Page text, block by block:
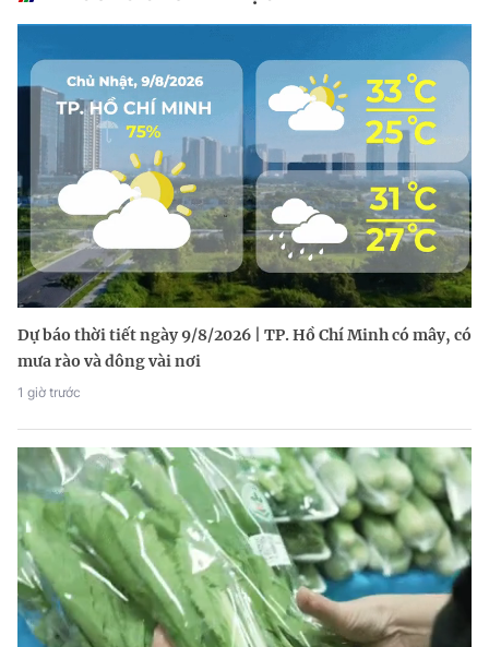
Dự báo thời tiết ngày 9/8/2026 | TP. Hồ Chí Minh có mây, có
mưa rào và dông vài nơi
1 giờ trước